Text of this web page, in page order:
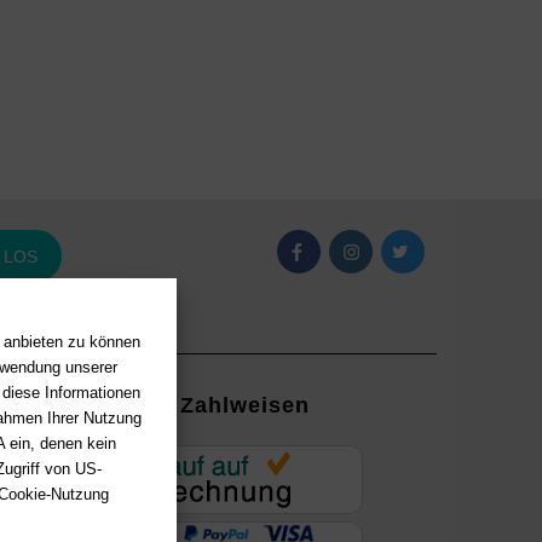
zu können
unserer
Informationen
Ihrer Nutzung
ein, denen kein
von US-
Nutzung
LOS
mit
Zahlweisen